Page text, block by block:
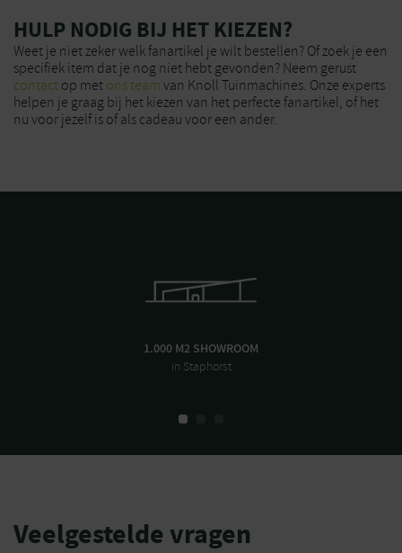
HULP NODIG BIJ HET KIEZEN?
Weet je niet zeker welk fanartikel je wilt bestellen? Of zoek je een
specifiek item dat je nog niet hebt gevonden? Neem gerust
contact op met ons team van Knoll Tuinmachines. Onze experts
helpen je graag bij het kiezen van het perfecte fanartikel, of het
nu voor jezelf is of als cadeau voor een ander.
1.000 M2 SHOWROOM
in Staphorst
Veelgestelde vragen